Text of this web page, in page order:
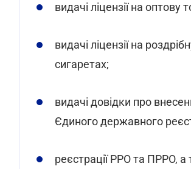
видачі ліцензії на
видачі ліцензії на
сигаретах;
видачі довідки про
Єдиного державного
реєстрації РРО та ПРРО,